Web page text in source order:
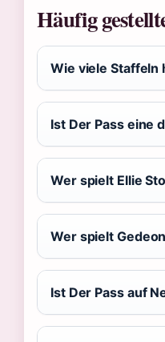
Häufig
Wie viele Staffeln
Ist Der Pass eine
Wer spielt Ellie
Wer spielt
Ist Der Pass auf